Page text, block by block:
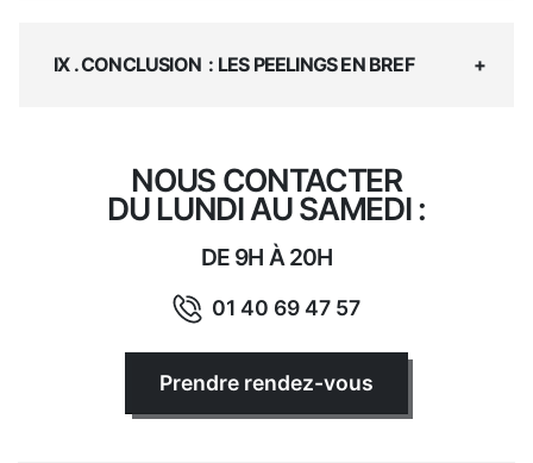
IX . CONCLUSION : LES PEELINGS EN BREF
NOUS CONTACTER
DU LUNDI AU SAMEDI :
DE 9H À 20H
01 40 69 47 57
Prendre rendez-vous